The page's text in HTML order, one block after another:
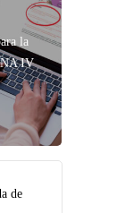
la
IV
de